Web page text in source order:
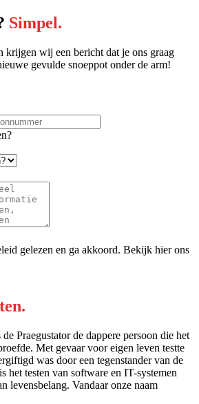
Simpel.
wij een bericht dat je ons graag
gevulde snoeppot onder de arm!
gelezen en ga akkoord. Bekijk hier ons
Praegustator de dappere persoon die het
Met gevaar voor eigen leven testte
was door een tegenstander van de
het testen van software en IT-systemen
levensbelang. Vandaar onze naam